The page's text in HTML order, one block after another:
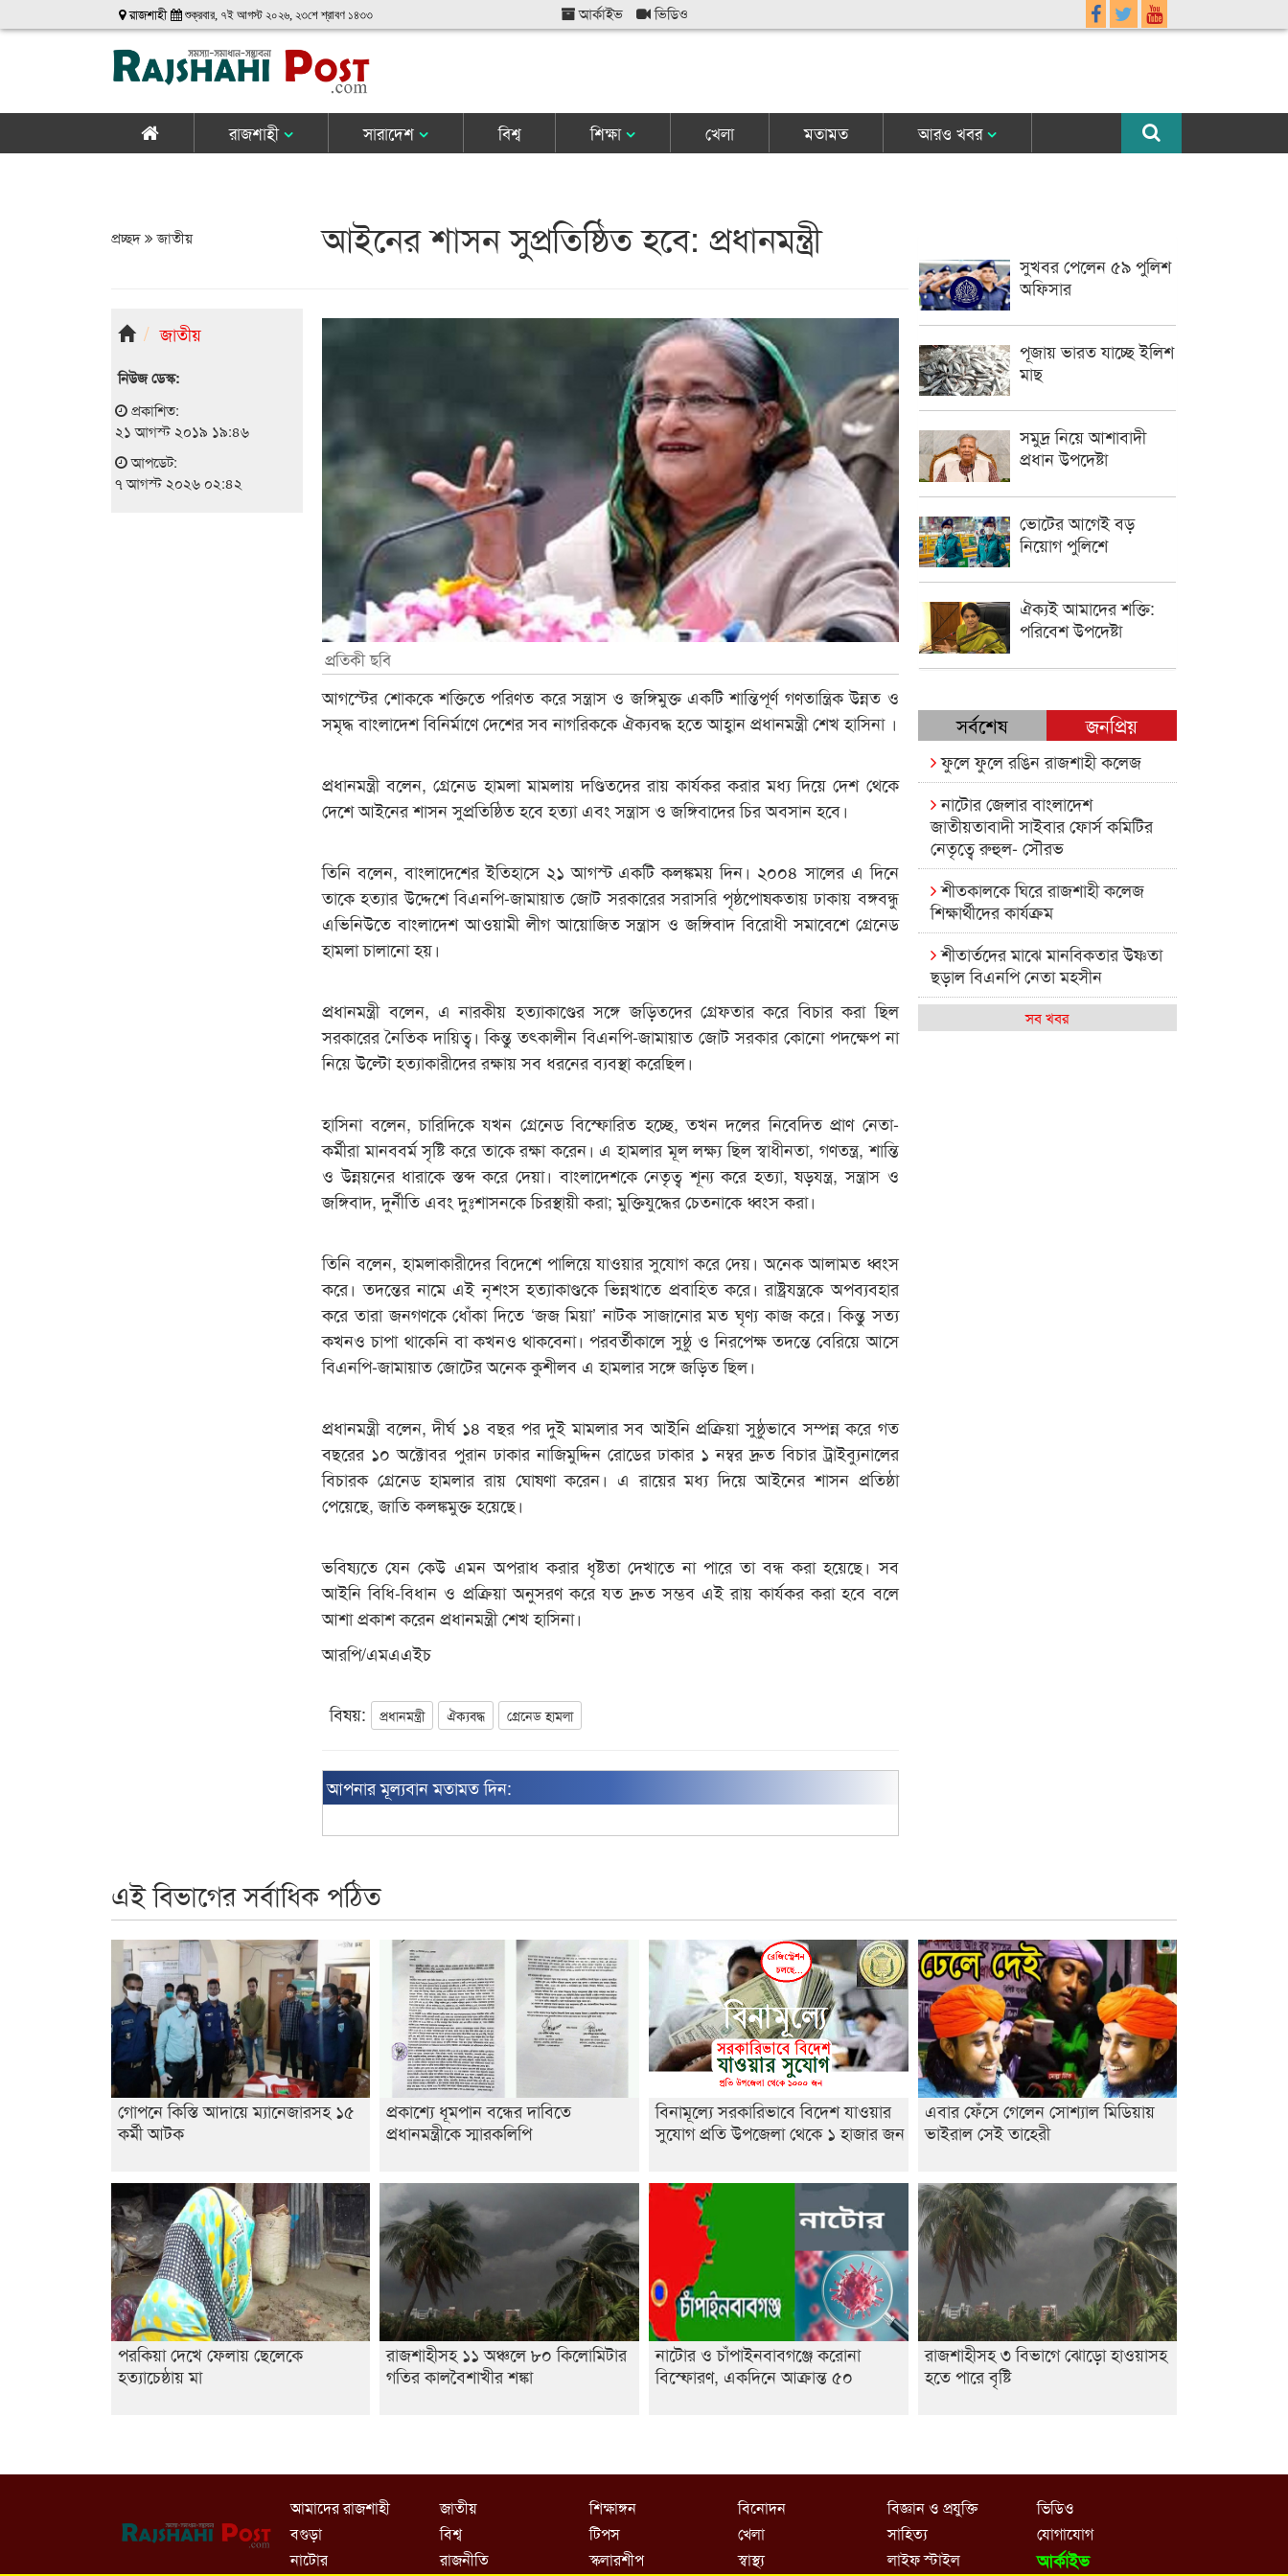
রাজশাহী শুক্রবার, ৭ই আগস্ট ২০২৬, ২৩শে শ্রাবণ ১৪৩৩ আর্কাইভ ভিডিও
রাজশাহী সারাদেশ বিশ্ব শিক্ষা খেলা মতামত আরও খবর
প্রচ্ছদ জাতীয় আইনের শাসন সুপ্রতিষ্ঠিত হবে: প্রধানমন্ত্রী
জাতীয়
নিউজ ডেস্ক:
প্রকাশিত:
২১ আগস্ট ২০১৯ ১৯:৪৬
আপডেট:
৭ আগস্ট ২০২৬ ০২:৪২
প্রতিকী ছবি
আগস্টের শোককে শক্তিতে পরিণত করে সন্ত্রাস ও জঙ্গিমুক্ত একটি শান্তিপূর্ণ গণতান্ত্রিক উন্নত ও
সমৃদ্ধ বাংলাদেশ বিনির্মাণে দেশের সব নাগরিককে ঐক্যবদ্ধ হতে আহ্বান প্রধানমন্ত্রী শেখ হাসিনা ।
প্রধানমন্ত্রী বলেন, গ্রেনেড হামলা মামলায় দণ্ডিতদের রায় কার্যকর করার মধ্য দিয়ে দেশ থেকে
দেশে আইনের শাসন সুপ্রতিষ্ঠিত হবে হত্যা এবং সন্ত্রাস ও জঙ্গিবাদের চির অবসান হবে।
তিনি বলেন, বাংলাদেশের ইতিহাসে ২১ আগস্ট একটি কলঙ্কময় দিন। ২০০৪ সালের এ দিনে
তাকে হত্যার উদ্দেশে বিএনপি-জামায়াত জোট সরকারের সরাসরি পৃষ্ঠপোষকতায় ঢাকায় বঙ্গবন্ধু
এভিনিউতে বাংলাদেশ আওয়ামী লীগ আয়োজিত সন্ত্রাস ও জঙ্গিবাদ বিরোধী সমাবেশে গ্রেনেড
হামলা চালানো হয়।
প্রধানমন্ত্রী বলেন, এ নারকীয় হত্যাকাণ্ডের সঙ্গে জড়িতদের গ্রেফতার করে বিচার করা ছিল
সরকারের নৈতিক দায়িত্ব। কিন্তু তৎকালীন বিএনপি-জামায়াত জোট সরকার কোনো পদক্ষেপ না
নিয়ে উল্টো হত্যাকারীদের রক্ষায় সব ধরনের ব্যবস্থা করেছিল।
হাসিনা বলেন, চারিদিকে যখন গ্রেনেড বিস্ফোরিত হচ্ছে, তখন দলের নিবেদিত প্রাণ নেতা-
কর্মীরা মানববর্ম সৃষ্টি করে তাকে রক্ষা করেন। এ হামলার মূল লক্ষ্য ছিল স্বাধীনতা, গণতন্ত্র, শান্তি
ও উন্নয়নের ধারাকে স্তব্দ করে দেয়া। বাংলাদেশকে নেতৃত্ব শূন্য করে হত্যা, ষড়যন্ত্র, সন্ত্রাস ও
জঙ্গিবাদ, দুর্নীতি এবং দুঃশাসনকে চিরস্থায়ী করা; মুক্তিযুদ্ধের চেতনাকে ধ্বংস করা।
তিনি বলেন, হামলাকারীদের বিদেশে পালিয়ে যাওয়ার সুযোগ করে দেয়। অনেক আলামত ধ্বংস
করে। তদন্তের নামে এই নৃশংস হত্যাকাণ্ডকে ভিন্নখাতে প্রবাহিত করে। রাষ্ট্রযন্ত্রকে অপব্যবহার
করে তারা জনগণকে ধোঁকা দিতে ‘জজ মিয়া’ নাটক সাজানোর মত ঘৃণ্য কাজ করে। কিন্তু সত্য
কখনও চাপা থাকেনি বা কখনও থাকবেনা। পরবর্তীকালে সুষ্ঠু ও নিরপেক্ষ তদন্তে বেরিয়ে আসে
বিএনপি-জামায়াত জোটের অনেক কুশীলব এ হামলার সঙ্গে জড়িত ছিল।
প্রধানমন্ত্রী বলেন, দীর্ঘ ১৪ বছর পর দুই মামলার সব আইনি প্রক্রিয়া সুষ্ঠুভাবে সম্পন্ন করে গত
বছরের ১০ অক্টোবর পুরান ঢাকার নাজিমুদ্দিন রোডের ঢাকার ১ নম্বর দ্রুত বিচার ট্রাইব্যুনালের
বিচারক গ্রেনেড হামলার রায় ঘোষণা করেন। এ রায়ের মধ্য দিয়ে আইনের শাসন প্রতিষ্ঠা
পেয়েছে, জাতি কলঙ্কমুক্ত হয়েছে।
ভবিষ্যতে যেন কেউ এমন অপরাধ করার ধৃষ্টতা দেখাতে না পারে তা বন্ধ করা হয়েছে। সব
আইনি বিধি-বিধান ও প্রক্রিয়া অনুসরণ করে যত দ্রুত সম্ভব এই রায় কার্যকর করা হবে বলে
আশা প্রকাশ করেন প্রধানমন্ত্রী শেখ হাসিনা।
আরপি/এমএএইচ
বিষয়: প্রধানমন্ত্রী ঐক্যবদ্ধ গ্রেনেড হামলা
আপনার মূল্যবান মতামত দিন:
সুখবর পেলেন ৫৯ পুলিশ
অফিসার
পূজায় ভারত যাচ্ছে ইলিশ
মাছ
সমুদ্র নিয়ে আশাবাদী
প্রধান উপদেষ্টা
ভোটের আগেই বড়
নিয়োগ পুলিশে
ঐক্যই আমাদের শক্তি:
পরিবেশ উপদেষ্টা
সর্বশেষ জনপ্রিয়
ফুলে ফুলে রঙিন রাজশাহী কলেজ
নাটোর জেলার বাংলাদেশ
জাতীয়তাবাদী সাইবার ফোর্স কমিটির
নেতৃত্বে রুহুল- সৌরভ
শীতকালকে ঘিরে রাজশাহী কলেজ
শিক্ষার্থীদের কার্যক্রম
শীতার্তদের মাঝে মানবিকতার উষ্ণতা
ছড়াল বিএনপি নেতা মহসীন
রাজশাহী কলেজের মিষ্টি বিকেল
সব খবর
এই বিভাগের সর্বাধিক পঠিত
গোপনে কিস্তি আদায়ে ম্যানেজারসহ ১৫
কর্মী আটক
প্রকাশ্যে ধূমপান বন্ধের দাবিতে
প্রধানমন্ত্রীকে স্মারকলিপি
বিনামূল্যে সরকারিভাবে বিদেশ যাওয়ার
সুযোগ প্রতি উপজেলা থেকে ১ হাজার জন
এবার ফেঁসে গেলেন সোশ্যাল মিডিয়ায়
ভাইরাল সেই তাহেরী
পরকিয়া দেখে ফেলায় ছেলেকে
হত্যাচেষ্ঠায় মা
রাজশাহীসহ ১১ অঞ্চলে ৮০ কিলোমিটার
গতির কালবৈশাখীর শঙ্কা
নাটোর ও চাঁপাইনবাবগঞ্জে করোনা
বিস্ফোরণ, একদিনে আক্রান্ত ৫০
রাজশাহীসহ ৩ বিভাগে ঝোড়ো হাওয়াসহ
হতে পারে বৃষ্টি
আমাদের রাজশাহী
বগুড়া
নাটোর
জাতীয়
বিশ্ব
রাজনীতি
শিক্ষাঙ্গন
টিপস
স্কলারশীপ
বিনোদন
খেলা
স্বাস্থ্য
বিজ্ঞান ও প্রযুক্তি
সাহিত্য
লাইফ স্টাইল
ভিডিও
যোগাযোগ
আর্কাইভ